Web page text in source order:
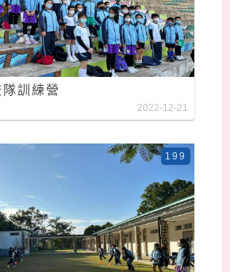
訓練營
2022-12-21
199